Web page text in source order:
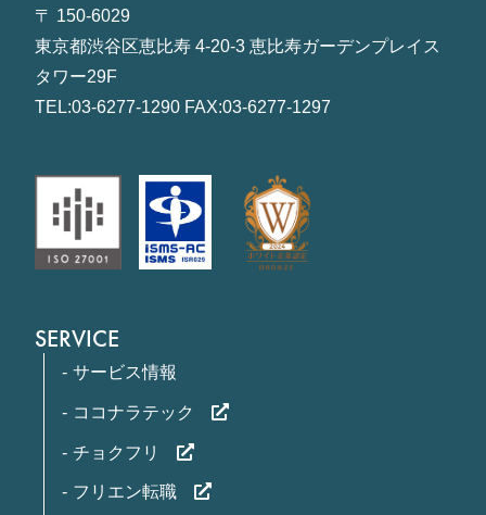
〒 150-6029
東京都渋谷区恵比寿 4-20-3 恵比寿ガーデンプレイス
タワー29F
TEL:03-6277-1290 FAX:03-6277-1297
SERVICE
サービス情報
ココナラテック
チョクフリ
フリエン転職